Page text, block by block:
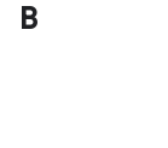
B